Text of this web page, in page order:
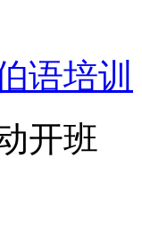
语培训
开班